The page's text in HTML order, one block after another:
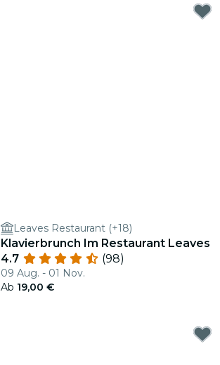
Leaves Restaurant (+18)
Klavierbrunch Im Restaurant Leaves
4.7
(98)
09 Aug. - 01 Nov.
Ab 19,00 €